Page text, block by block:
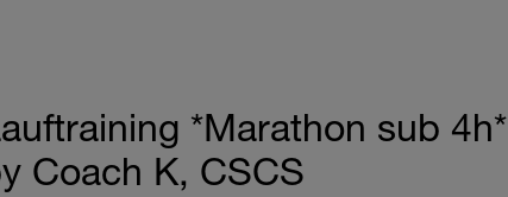
*Marathon sub 4h*
Coach K, CSCS